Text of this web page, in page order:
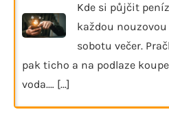
Kde si půjčit
každou
sobotu večer.
pak ticho a na podlaze
voda.… [...]